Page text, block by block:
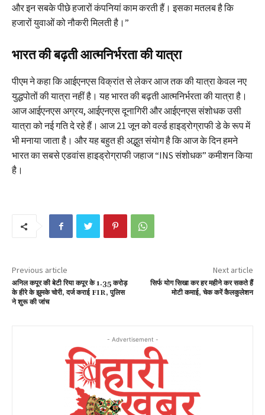
और इन सबके पीछे हजारों कंपनियां काम करती हैं। इसका मतलब है कि
हजारों युवाओं को नौकरी मिलती है।”
भारत की बढ़ती आत्मनिर्भरता की यात्रा
पीएम ने कहा कि आईएनएस विक्रांत से लेकर आज तक की यात्रा केवल नए
युद्धपोतों की यात्रा नहीं है। यह भारत की बढ़ती आत्मनिर्भरता की यात्रा है।
आज आईएनएस अग्रय, आईएनएस दूनागिरी और आईएनएस संशोधक उसी
यात्रा को नई गति दे रहे हैं। आज 21 जून को वर्ल्ड हाइड्रोग्राफी डे के रूप में
भी मनाया जाता है। और यह बहुत ही अद्भुत संयोग है कि आज के दिन हमने
भारत का सबसे एडवांस हाइड्रोग्राफी जहाज “INS संशोधक” कमीशन किया
है।
Previous article
अनिल कपूर की बेटी रिया कपूर के 1.35 करोड़
के हीरे के झुमके चोरी, दर्ज कराई FIR, पुलिस
ने शुरू की जांच
Next article
सिर्फ योग सिखा कर हर महीने कर सकते हैं
मोटी कमाई, चेक करें कैलकुलेशन
- Advertisement -